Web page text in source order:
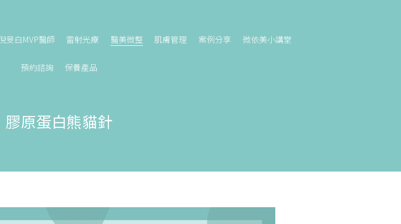
旻白MVP醫師 雷射光療 醫美微整 肌膚管理 案例分享 微依美小講堂
預約諮詢 保養產品
膠原蛋白熊貓針